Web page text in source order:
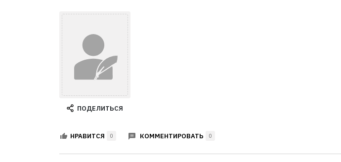
ПОДЕЛИТЬСЯ
НРАВИТСЯ 0 КОММЕНТИРОВАТЬ 0